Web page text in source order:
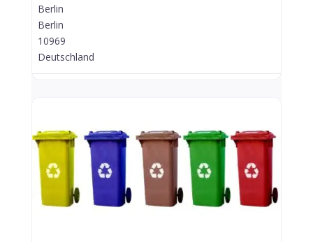
Berlin
Berlin
10969
Deutschland